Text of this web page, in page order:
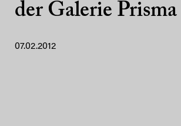
der Galerie Prisma
07.02.2012